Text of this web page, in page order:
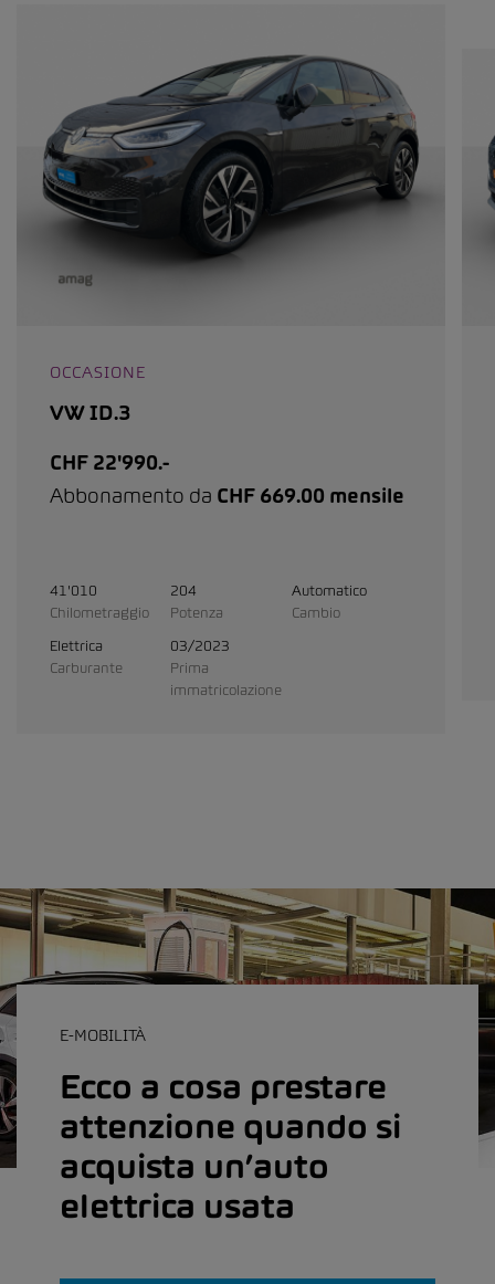
OCCASIONE
VW ID.3
CHF 22'990.-
Abbonamento da CHF 669.00 mensile
41'010
Chilometraggio
204
Potenza
Automatico
Cambio
Elettrica
Carburante
03/2023
Prima
immatricolazione
E-MOBILITÀ
Ecco a cosa prestare
attenzione quando si
acquista un’auto
elettrica usata